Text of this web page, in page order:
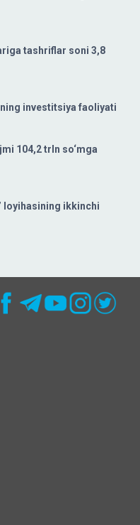
tashriflar soni 3,8
investitsiya faoliyati
104,2 trln so‘mga
loyihasining ikkinchi